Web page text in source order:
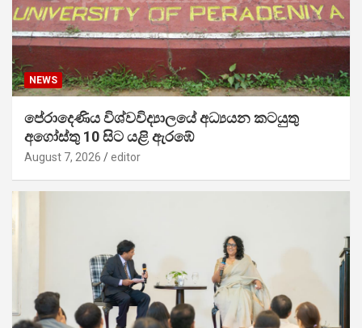
NEWS
පේරාදෙණිය විශ්වවිද්‍යාලයේ අධ්‍යයන කටයුතු
අගෝස්තු 10 සිට යළි ඇරඹේ
August 7, 2026 editor